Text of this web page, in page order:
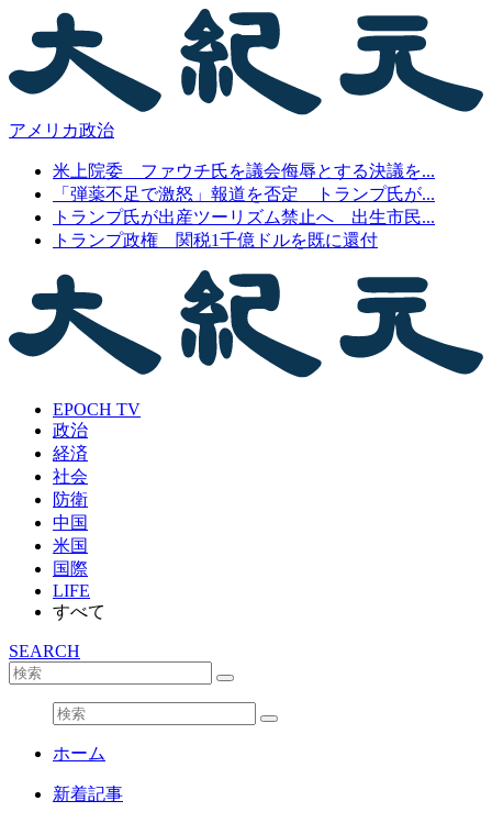
アメリカ政治
米上院委 ファウチ氏を議会侮辱とする決議を...
「弾薬不足で激怒」報道を否定 トランプ氏が...
トランプ氏が出産ツーリズム禁止へ 出生市民...
トランプ政権 関税1千億ドルを既に還付
EPOCH TV
政治
経済
社会
防衛
中国
米国
国際
LIFE
すべて
SEARCH
ホーム
新着記事